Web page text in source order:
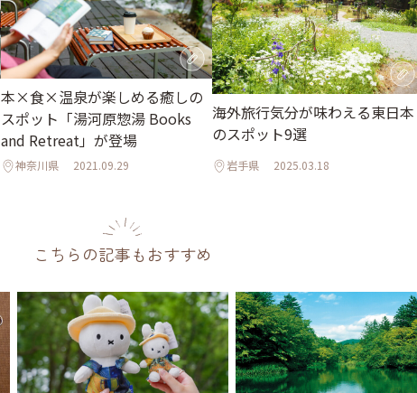
本×食×温泉が楽しめる癒しの
スポット「湯河原惣湯 Books
and Retreat」が登場
神奈川県 2021.09.29
海外旅行気分が味わえる東日本
のスポット9選
岩手県 2025.03.18
こちらの記事もおすすめ